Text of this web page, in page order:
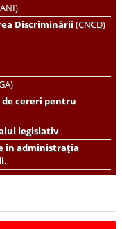
Discriminării(CNCD)
de cereri pentru
legislativ
în administrația